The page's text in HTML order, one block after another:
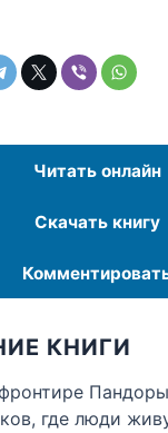
Читать онлайн
Скачать книгу
КНИГИ
где люди